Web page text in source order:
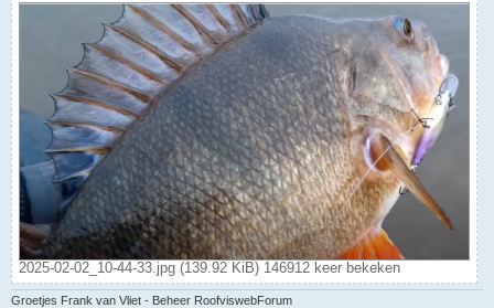
2025-02-02_10-44-33.jpg (139.92 KiB) 146912 keer bekeken
Groetjes Frank van Vliet - Beheer RoofviswebForum